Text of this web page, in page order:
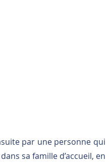
par une personne qui
sa famille d’accueil, en